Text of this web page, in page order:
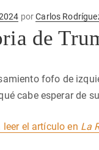
porCarlos
de
fofo de
cabe esperar de
el artículo en La